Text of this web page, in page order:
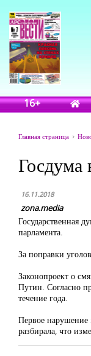
16+
Главная страница
Госдума
16.11.2018
zona.media
Государственная
парламента.
За поправки
Законопроект о
Путин. Согласно
течение года.
Первое нарушение
разбирала, что